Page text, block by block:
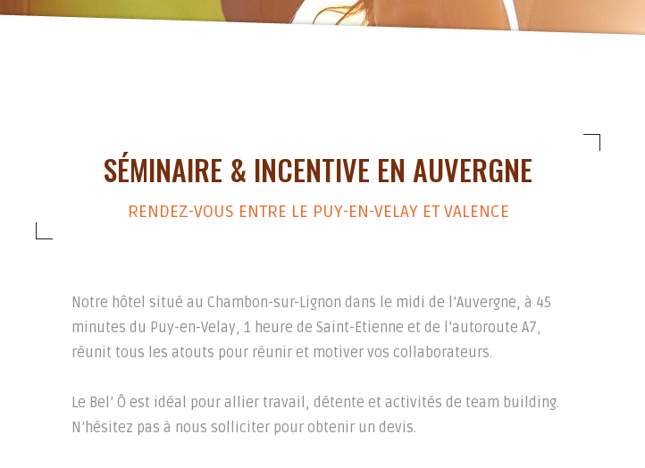
SÉMINAIRE & INCENTIVE EN AUVERGNE
RENDEZ-VOUS ENTRE LE PUY-EN-VELAY ET VALENCE
Notre hôtel situé au Chambon-sur-Lignon dans le midi de l’Auvergne, à 45
minutes du Puy-en-Velay, 1 heure de Saint-Etienne et de l’autoroute A7,
réunit tous les atouts pour réunir et motiver vos collaborateurs.
Le Bel’ Ô est idéal pour allier travail, détente et activités de team building.
N’hésitez pas à nous solliciter pour obtenir un devis.